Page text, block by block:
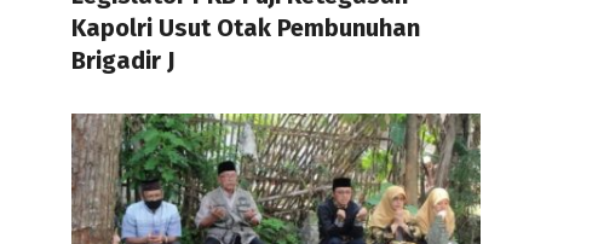
Kapolri Usut Otak Pembunuhan
Brigadir J